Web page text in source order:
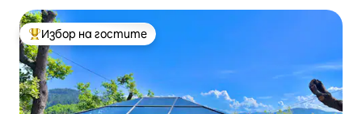
Най-популярен избор на гостите
Избор на гостите